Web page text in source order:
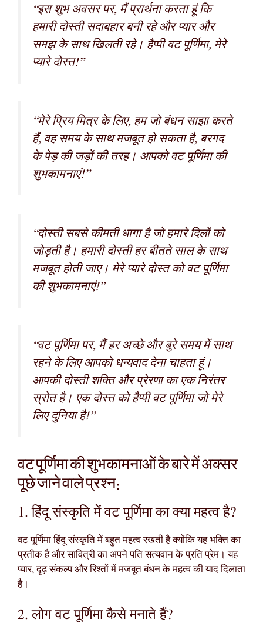
“इस शुभ अवसर पर, मैं प्रार्थना करता हूं कि
हमारी दोस्ती सदाबहार बनी रहे और प्यार और
समझ के साथ खिलती रहे। हैप्पी वट पूर्णिमा, मेरे
प्यारे दोस्त!”
“मेरे प्रिय मित्र के लिए, हम जो बंधन साझा करते
हैं, वह समय के साथ मजबूत हो सकता है, बरगद
के पेड़ की जड़ों की तरह। आपको वट पूर्णिमा की
शुभकामनाएं!”
“दोस्ती सबसे कीमती धागा है जो हमारे दिलों को
जोड़ती है। हमारी दोस्ती हर बीतते साल के साथ
मजबूत होती जाए। मेरे प्यारे दोस्त को वट पूर्णिमा
की शुभकामनाएं!”
“वट पूर्णिमा पर, मैं हर अच्छे और बुरे समय में साथ
रहने के लिए आपको धन्यवाद देना चाहता हूं।
आपकी दोस्ती शक्ति और प्रेरणा का एक निरंतर
स्रोत है। एक दोस्त को हैप्पी वट पूर्णिमा जो मेरे
लिए दुनिया है!”
वट पूर्णिमा की शुभकामनाओं के बारे में अक्सर
पूछे जाने वाले प्रश्न:
1. हिंदू संस्कृति में वट पूर्णिमा का क्या महत्व है?
वट पूर्णिमा हिंदू संस्कृति में बहुत महत्व रखती है क्योंकि यह भक्ति का
प्रतीक है और सावित्री का अपने पति सत्यवान के प्रति प्रेम। यह
प्यार, दृढ़ संकल्प और रिश्तों में मजबूत बंधन के महत्व की याद दिलाता
है।
2. लोग वट पूर्णिमा कैसे मनाते हैं?